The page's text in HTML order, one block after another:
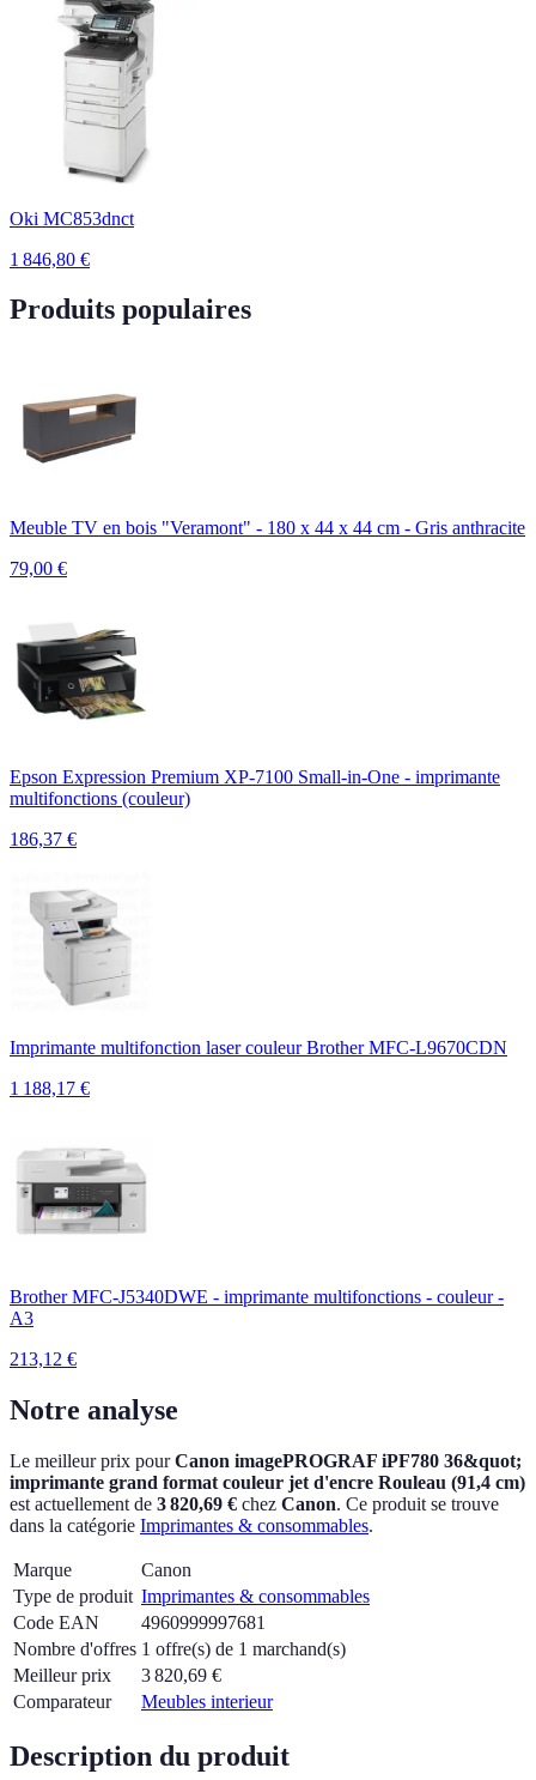
Oki MC853dnct
1 846,80 €
Produits populaires
Meuble TV en bois "Veramont" - 180 x 44 x 44 cm - Gris anthracite
79,00 €
Epson Expression Premium XP-7100 Small-in-One - imprimante
multifonctions (couleur)
186,37 €
Imprimante multifonction laser couleur Brother MFC-L9670CDN
1 188,17 €
Brother MFC-J5340DWE - imprimante multifonctions - couleur -
A3
213,12 €
Notre analyse
Le meilleur prix pourCanon imagePROGRAF iPF780 36&quot;
imprimante grand format couleur jet d'encre Rouleau (91,4 cm)
est actuellement de 3 820,69 € chez Canon. Ce produit se trouve
dans la catégorie Imprimantes & consommables.
Marque
Canon
Type de produit Imprimantes & consommables
Code EAN
4960999997681
Nombre d'offres 1 offre(s) de 1 marchand(s)
Meilleur prix
3 820,69 €
Comparateur
Meubles interieur
Description du produit